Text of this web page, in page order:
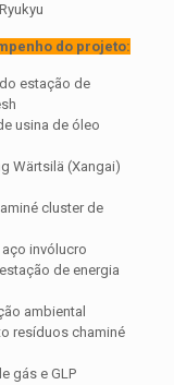
do projeto:
estação de
usina de óleo
Wärtsilä (Xangai)
cluster de
aço invólucro
de energia
ambiental
resíduos chaminé
gás e GLP